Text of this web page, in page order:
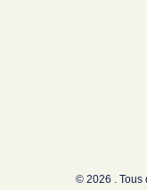
© 2026 . Tous